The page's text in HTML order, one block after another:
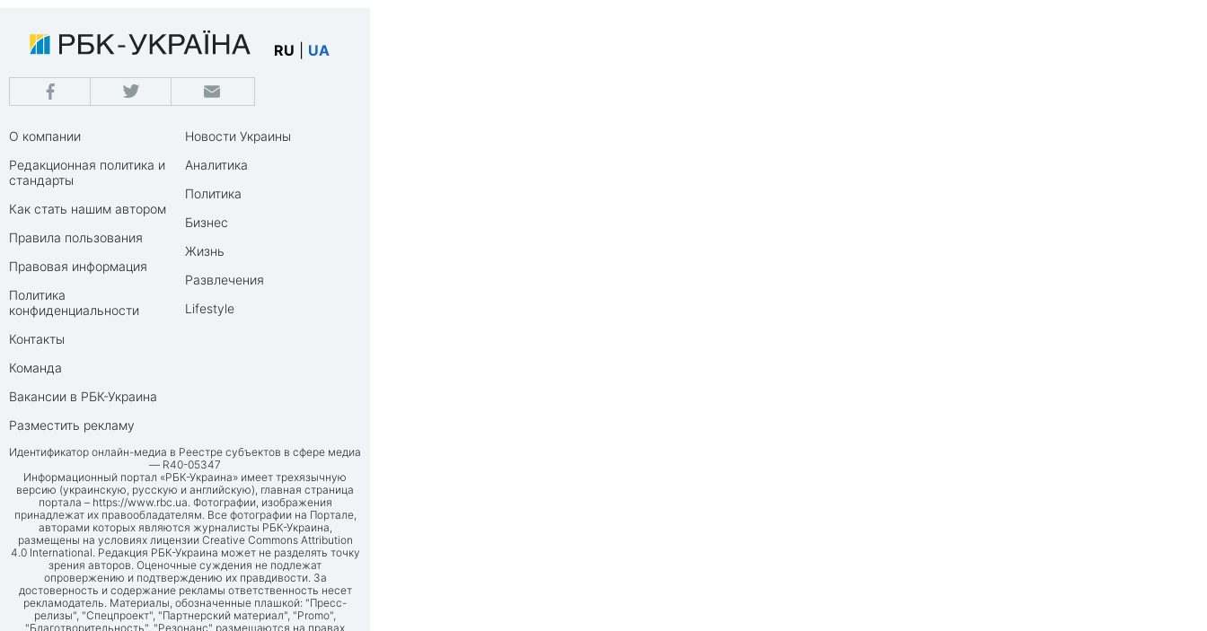
RU UA
О компании
Редакционная политика и
стандарты
Как стать нашим автором
Правила пользования
Правовая информация
Политика
конфиденциальности
Контакты
Команда
Вакансии в РБК-Украина
Разместить рекламу
Новости Украины
Аналитика
Политика
Бизнес
Жизнь
Развлечения
Lifestyle
Идентификатор онлайн-медиа в Реестре субъектов в сфере медиа
— R40-05347
Информационный портал «РБК-Украина» имеет трехязычную
версию (украинскую, русскую и английскую), главная страница
портала – https://www.rbc.ua. Фотографии, изображения
принадлежат их правообладателям. Все фотографии на Портале,
авторами которых являются журналисты РБК-Украина,
размещены на условиях лицензии Creative Commons Attribution
4.0 International. Редакция РБК-Украина может не разделять точку
зрения авторов. Оценочные суждения не подлежат
опровержению и подтверждению их правдивости. За
достоверность и содержание рекламы ответственность несет
рекламодатель. Материалы, обозначенные плашкой: "Пресс-
релизы", "Спецпроект", "Партнерский материал", "Promo",
"Благотворительность", "Резонанс" размещаются на правах